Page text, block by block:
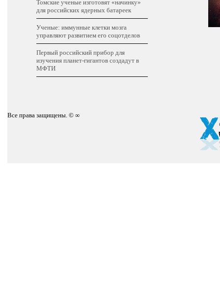
Томские ученые изготовят «начинку»
для российских ядерных батареек
Ученые: иммунные клетки мозга
управляют развитием его соцотделов
Первый российский прибор для
изучения планет-гигантов создадут в
МФТИ
Все права защищены. © ∞